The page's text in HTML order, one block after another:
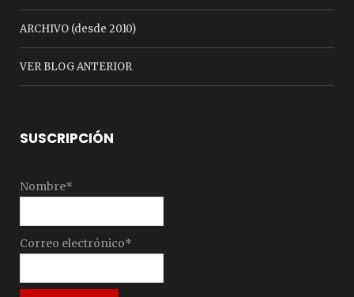
ARCHIVO (desde 2010)
VER BLOG ANTERIOR
SUSCRIPCIÓN
Nombre*
Correo electrónico*